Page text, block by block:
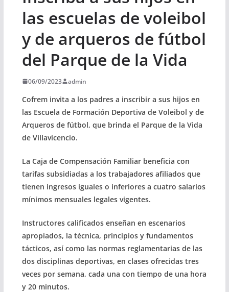
las escuelas de voleibol
y de arqueros de fútbol
del Parque de la Vida
06/09/2023 admin
Cofrem invita a los padres a inscribir a sus hijos en
las Escuela de Formación Deportiva de Voleibol y de
Arqueros de fútbol, que brinda el Parque de la Vida
de Villavicencio.
La Caja de Compensación Familiar beneficia con
tarifas subsidiadas a los trabajadores afiliados que
tienen ingresos iguales o inferiores a cuatro salarios
mínimos mensuales legales vigentes.
Instructores calificados enseñan en escenarios
apropiados, la técnica, principios y fundamentos
tácticos, así como las normas reglamentarias de las
dos disciplinas deportivas, en clases ofrecidas tres
veces por semana, cada una con tiempo de una hora
y 20 minutos.